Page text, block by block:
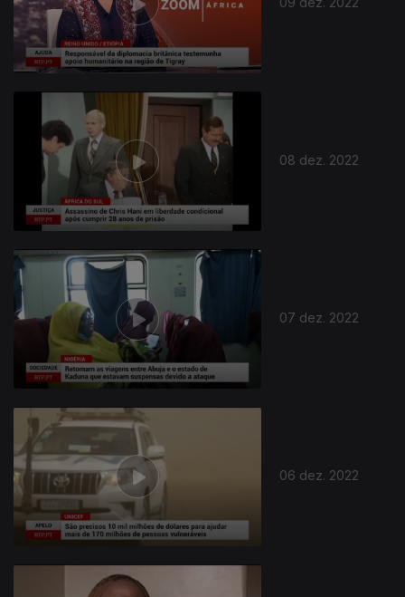
08 dez. 2022
07 dez. 2022
06 dez. 2022